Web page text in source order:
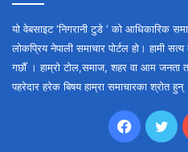
यो वेबसाइट ‘निगरानी टुडे ‘ को आधिकारिक
लोकप्रिय नेपाली समाचार पोर्टल हो। हामी
गर्छौँ । हाम्रो टोल,समाज, शहर वा आम जनता
पहरेदार हरेक बिषय हाम्रा समाचारका श्रोत हुन्